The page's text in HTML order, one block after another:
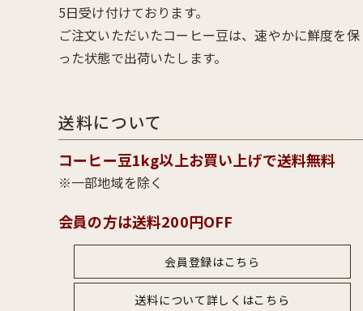
5日受け付けております。
ご注文いただいたコーヒー豆は、速やかに鮮度を保
った状態で出荷いたします。
送料について
コーヒー豆1kg以上お買い上げで送料無料
一部地域を除く
会員の方は送料200円OFF
会員登録はこちら
送料について詳しくはこちら